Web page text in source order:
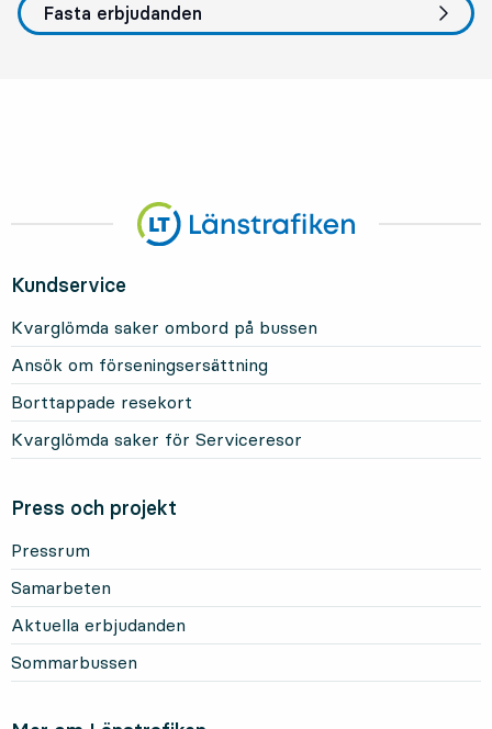
Fasta erbjudanden
Kundservice
Kvarglömda saker ombord på bussen
Ansök om förseningsersättning
Borttappade resekort
Kvarglömda saker för Serviceresor
Press och projekt
Pressrum
Samarbeten
Aktuella erbjudanden
Sommarbussen